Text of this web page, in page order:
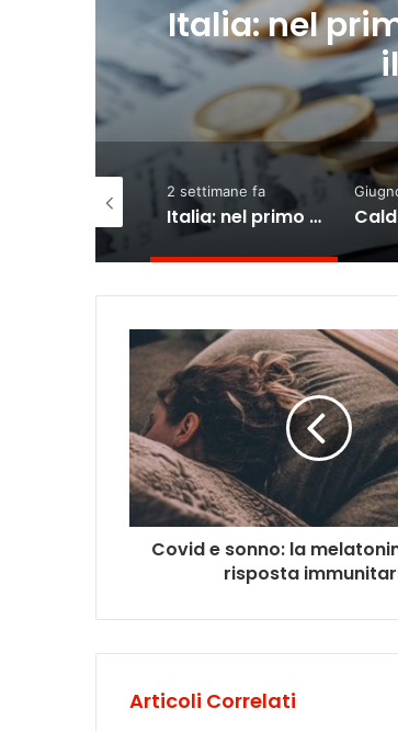
ancora
Italia: nel primo trimestre 2026 sale ancora il debito pubblico
Giugno 30, 2026
Covid e sonno: la
risposta
Articoli Correlati